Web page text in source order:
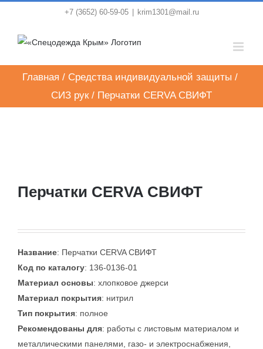
content
+7 (3652) 60-59-05 krim1301@mail.ru
Главная / Средства индивидуальной защиты /
СИЗ рук / Перчатки CERVA СВИФТ
Перчатки CERVA СВИФТ
Название: Перчатки CERVA СВИФТ
Код по каталогу: 136-0136-01
Материал основы: хлопковое джерси
Материал покрытия: нитрил
Тип покрытия: полное
Рекомендованы для: работы с листовым материалом и
металлическими панелями, газо- и электроснабжения,